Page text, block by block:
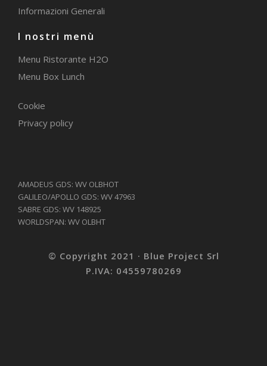
Informazioni Generali
I nostri menù
Menu Ristorante H2O
Menu Box Lunch
Cookie
Privacy policy
AMADEUS GDS: WV OLBHOT
GALILEO/APOLLO GDS: WV 47963
SABRE GDS: WV 148925
WORLDSPAN: WV OLBHT
© Copyright 2021 · Blue Project Srl
P.IVA: 04559780269